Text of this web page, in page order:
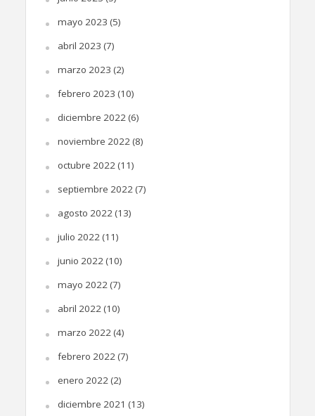
mayo 2023 (5)
abril 2023 (7)
marzo 2023 (2)
febrero 2023 (10)
diciembre 2022(6)
noviembre 2022(8)
octubre 2022(11)
septiembre 2022(7)
agosto 2022(13)
julio 2022(11)
junio 2022(10)
mayo 2022(7)
abril 2022(10)
marzo 2022(4)
febrero 2022(7)
enero 2022(2)
diciembre 2021 (13)